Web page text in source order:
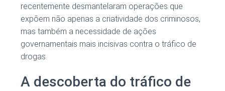
recentemente desmantelaram operações que
expõem não apenas a criatividade dos criminosos,
mas também a necessidade de ações
governamentais mais incisivas contra o tráfico de
drogas.
A descoberta do tráfico de